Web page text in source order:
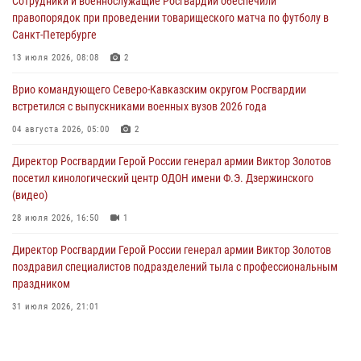
10 августа 2026, 13:00
В Ленобласти сотрудники Росгвардии и полиции задержали
разыскиваемого опасного рецидивиста, подозреваемого в
10 августа 2026, 12:38 1
Сотрудники Росгвардии провели оперативно-профилактическое
10 августа 2026, 12:00
правопорядок при проведении товарищеского матча по футболу в
Санкт-Петербурге
13 июля 2026, 08:08 2
Врио командующего Северо-Кавказским округом Росгвардии
встретился с выпускниками военных вузов 2026 года
04 августа 2026, 05:00 2
Директор Росгвардии Герой России генерал армии Виктор Золотов
посетил кинологический центр ОДОН имени Ф.Э. Дзержинского
(видео)
28 июля 2026, 16:50 1
Директор Росгвардии Герой России генерал армии Виктор Золотов
поздравил специалистов подразделений тыла с профессиональным
праздником
31 июля 2026, 21:01